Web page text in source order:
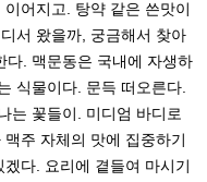
어지고. 탕약 같은 쓴맛이
서 왔을까, 궁금해서 찾아
다. 맥문동은 국내에 자생하
식물이다. 문득 떠오른다.
는 꽃들이. 미디엄 바디로
주 자체의 맛에 집중하기
다. 요리에 곁들여 마시기